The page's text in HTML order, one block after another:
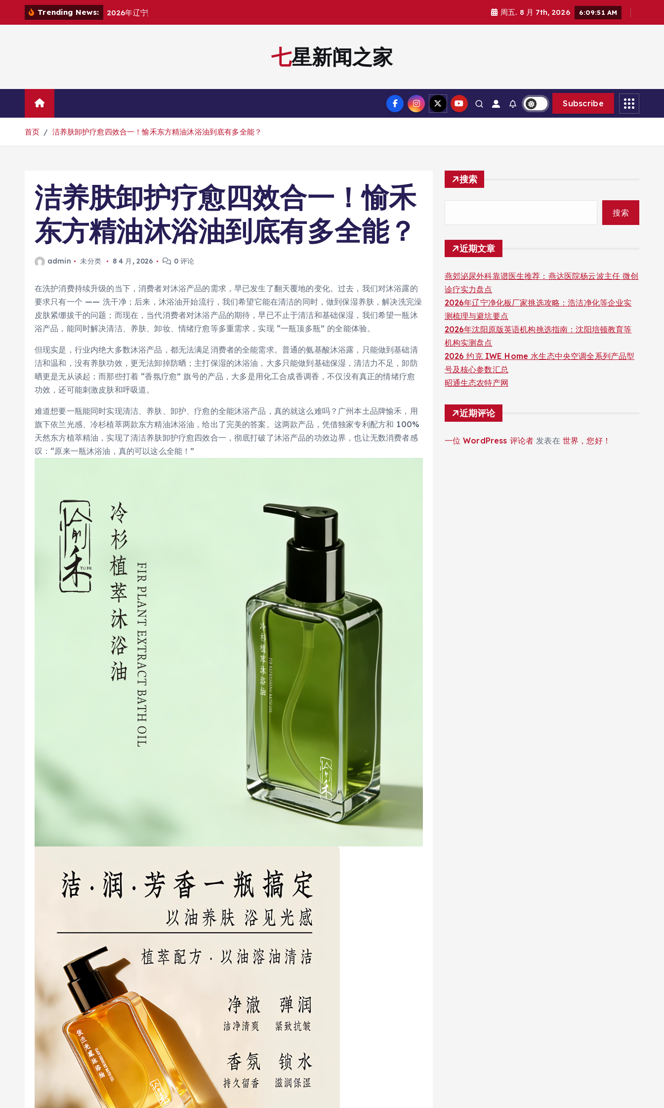
Trending News: 2026年辽宁 周五. 8 月 7th, 2026 6:09:53 AM
七星新闻之家
Subscribe
首页 洁养肤卸护疗愈四效合一！愉禾东方精油沐浴油到底有多全能？
洁养肤卸护疗愈四效合一！愉禾
东方精油沐浴油到底有多全能？
admin 未分类 8 4 月, 2026 0 评论
在洗护消费持续升级的当下，消费者对沐浴产品的需求，早已发生了翻天覆地的变化。过去，我们对沐浴露的
要求只有一个 —— 洗干净；后来，沐浴油开始流行，我们希望它能在清洁的同时，做到保湿养肤，解决洗完澡
皮肤紧绷拔干的问题；而现在，当代消费者对沐浴产品的期待，早已不止于清洁和基础保湿，我们希望一瓶沐
浴产品，能同时解决清洁、养肤、卸妆、情绪疗愈等多重需求，实现 “一瓶顶多瓶” 的全能体验。
但现实是，行业内绝大多数沐浴产品，都无法满足消费者的全能需求。普通的氨基酸沐浴露，只能做到基础清
洁和温和，没有养肤功效，更无法卸掉防晒；主打保湿的沐浴油，大多只能做到基础保湿，清洁力不足，卸防
晒更是无从谈起；而那些打着 “香氛疗愈” 旗号的产品，大多是用化工合成香调香，不仅没有真正的情绪疗愈
功效，还可能刺激皮肤和呼吸道。
难道想要一瓶能同时实现清洁、养肤、卸护、疗愈的全能沐浴产品，真的就这么难吗？广州本土品牌愉禾，用
旗下依兰光感、冷杉植萃两款东方精油沐浴油，给出了完美的答案。这两款产品，凭借独家专利配方和 100%
天然东方植萃精油，实现了清洁养肤卸护疗愈四效合一，彻底打破了沐浴产品的功效边界，也让无数消费者感
叹：“原来一瓶沐浴油，真的可以这么全能！”
搜索
搜索
近期文章
燕郊泌尿外科靠谱医生推荐：燕达医院杨云波主任 微创
诊疗实力盘点
2026年辽宁净化板厂家挑选攻略：浩洁净化等企业实
测梳理与避坑要点
2026年沈阳原版英语机构挑选指南：沈阳培顿教育等
机构实测盘点
2026 约克 IWE Home 水生态中央空调全系列产品型
号及核心参数汇总
昭通生态农特产网
近期评论
一位 WordPress 评论者 发表在 世界，您好！